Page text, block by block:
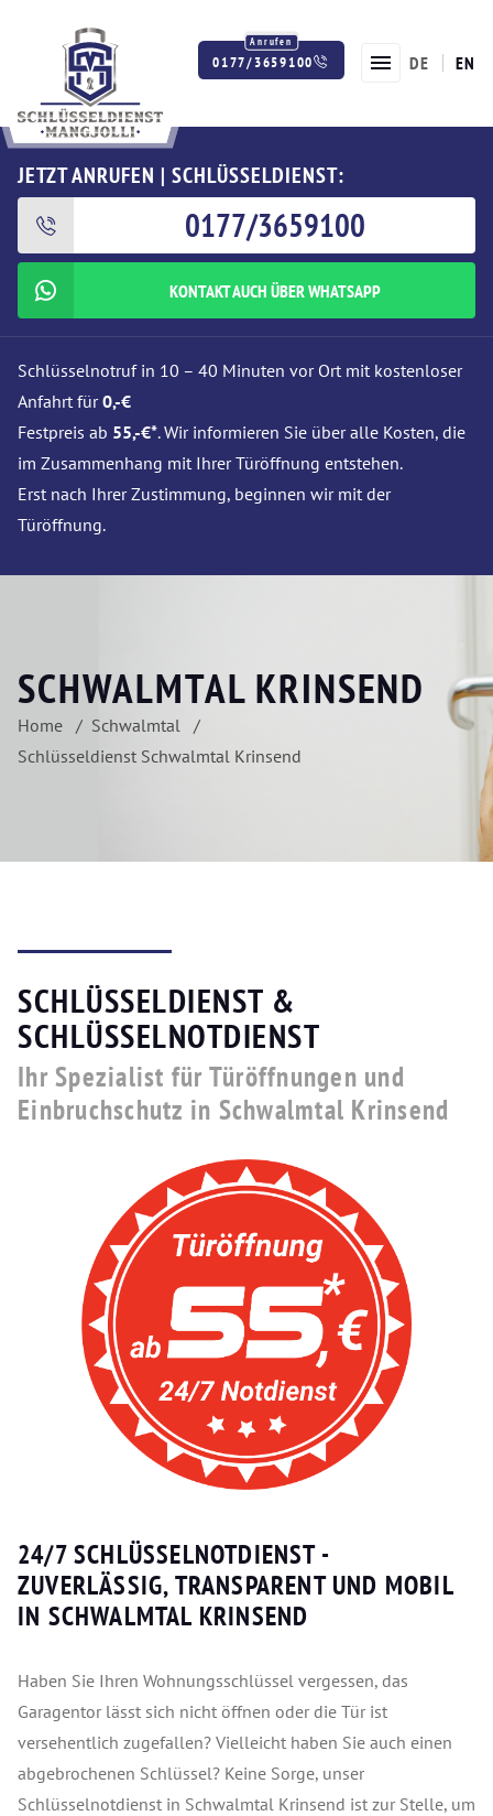
0177/3659100 DE EN
JETZT ANRUFEN | SCHLÜSSELDIENST:
0177/3659100
KONTAKT AUCH ÜBER WHATSAPP
Schlüsselnotruf in 10 – 40 Minuten vor Ort mit kostenloser
Anfahrt für0,-€
Festpreis ab 55,-€*. Wir informieren Sie über alle Kosten, die
im Zusammenhang mit Ihrer Türöffnung entstehen.
Erst nach Ihrer Zustimmung, beginnen wir mit der
Türöffnung.
SCHWALMTAL KRINSEND
Home
Schwalmtal
Schlüsseldienst Schwalmtal Krinsend
SCHLÜSSELDIENST &
SCHLÜSSELNOTDIENST
Ihr Spezialist für Türöffnungen und
Einbruchschutz in Schwalmtal Krinsend
24/7 SCHLÜSSELNOTDIENST -
ZUVERLÄSSIG, TRANSPARENT UND MOBIL
IN SCHWALMTAL KRINSEND
Haben Sie Ihren Wohnungsschlüssel vergessen, das
Garagentor lässt sich nicht öffnen oder die Tür ist
versehentlich zugefallen? Vielleicht haben Sie auch einen
abgebrochenen Schlüssel? Keine Sorge, unser
Schlüsselnotdienst in Schwalmtal Krinsend ist zur Stelle, um